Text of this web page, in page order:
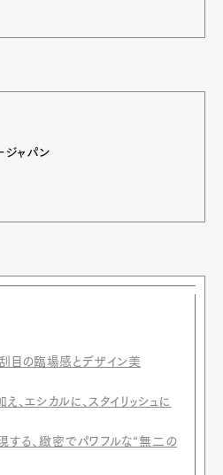
ジャパン
目の臨場感とデザイン美
エシカルに、スタイリッシュに
る、緻密でパワフルな“無二の